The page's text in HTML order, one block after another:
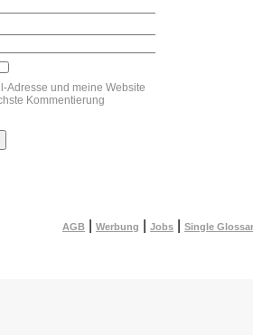
Adresse und meine Website
Kommentierung
AGB Werbung Jobs Single Glossar